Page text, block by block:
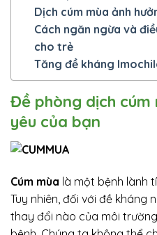
Dịch cúm mùa ảnh
Cách ngăn ngừa và
cho trẻ
Tăng đề kháng
Đề phòng dịch cúm
yêu của bạn
Cúm mùa là một bệnh lành
Tuy nhiên, đối với đề kháng
thay đổi nào của môi